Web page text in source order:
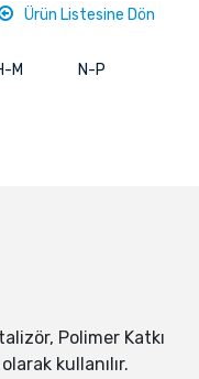
Ürün Listesine Dön
M N-P
Polimer Katkı
kullanılır.